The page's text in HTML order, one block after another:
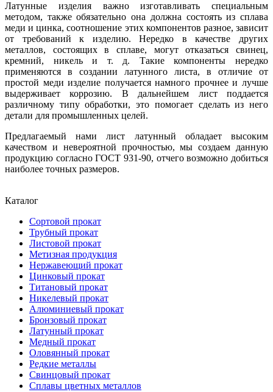
Латунные изделия важно изготавливать специальным
методом, также обязательно она должна состоять из сплава
меди и цинка, соотношение этих компонентов разное, зависит
от требований к изделию. Нередко в качестве других
металлов, состоящих в сплаве, могут отказаться свинец,
кремний, никель и т. д. Такие компоненты нередко
применяются в создании латунного листа, в отличие от
простой меди изделие получается намного прочнее и лучше
выдерживает коррозию. В дальнейшем лист поддается
различному типу обработки, это помогает сделать из него
детали для промышленных целей.
Предлагаемый нами лист латунный обладает высоким
качеством и невероятной прочностью, мы создаем данную
продукцию согласно ГОСТ 931-90, отчего возможно добиться
наиболее точных размеров.
Каталог
Сортовой прокат
Трубный прокат
Листовой прокат
Метизная продукция
Нержавеющий прокат
Цинковый прокат
Титановый прокат
Никелевый прокат
Алюминиевый прокат
Бронзовый прокат
Латунный прокат
Медный прокат
Оловянный прокат
Редкие металлы
Свинцовый прокат
Сплавы цветных металлов